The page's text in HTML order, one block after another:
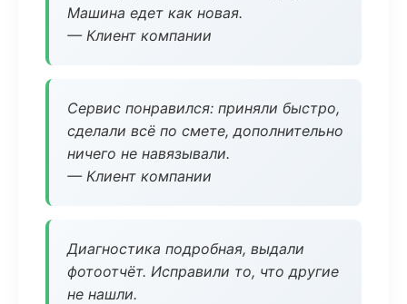
Машина едет как новая.
— Клиент компании
Сервис понравился: приняли быстро,
сделали всё по смете, дополнительно
ничего не навязывали.
— Клиент компании
Диагностика подробная, выдали
фотоотчёт. Исправили то, что другие
не нашли.